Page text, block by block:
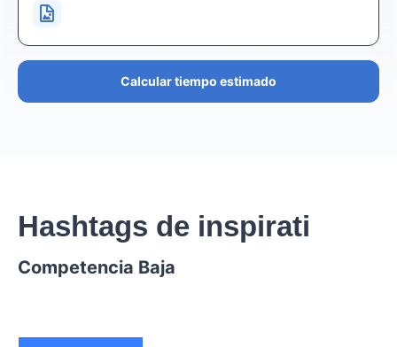
Calcular tiempo estimado
Hashtags de inspirati
Competencia Baja